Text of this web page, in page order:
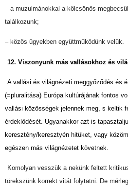
– a muzulmánokkal a kölcsönös
találkozunk;
– közös ügyekben együttműködünk velük.
12. Viszonyunk más vallásokhoz és
A vallási és világnézeti meggyőződés és
(=pluralitása) Európa kultúrájának fontos
vallási közösségek jelennek meg, s keltik
érdeklődését. Ugyanakkor azt is
keresztény/keresztyén hitüket, vagy
egészen más világnézetet követnek.
Komolyan vesszük a nekünk feltett
törekszünk korrekt vitát folytatni. De